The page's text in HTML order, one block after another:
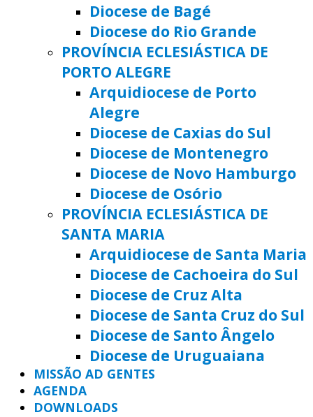
Diocese de Bagé
Diocese do Rio Grande
PROVÍNCIA ECLESIÁSTICA DE
PORTO ALEGRE
Arquidiocese de Porto
Alegre
Diocese de Caxias do Sul
Diocese de Montenegro
Diocese de Novo Hamburgo
Diocese de Osório
PROVÍNCIA ECLESIÁSTICA DE
SANTA MARIA
Arquidiocese de Santa Maria
Diocese de Cachoeira do Sul
Diocese de Cruz Alta
Diocese de Santa Cruz do Sul
Diocese de Santo Ângelo
Diocese de Uruguaiana
MISSÃO AD GENTES
AGENDA
DOWNLOADS